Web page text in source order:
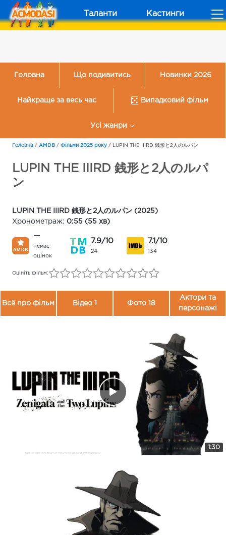
Таланти Кастинги
Головна Що подивитись Новинки 2026
Найкраще за весь час Випадковий фільм
Усі жанри
Головна / AMDB / Фільми 2025 року / LUPIN THE IIIRD 銭形と2人のルパン
LUPIN THE IIIRD 銭形と2人のルパ
ン
LUPIN THE IIIRD 銭形と2人のルパン (2025)
Хронометраж: 0:55 (55 хв)
—
немає
оцінок
7.9/10
24
7.1/10
134
Оцініть фільм:
Всё про фільм Відео 1 Фото 18
Актори та
персонажі
1:30